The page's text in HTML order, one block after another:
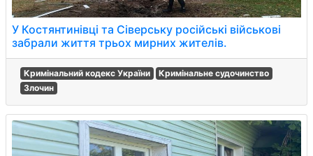
У Костянтинівці та Сіверську російські військові
забрали життя трьох мирних жителів.
Кримінальний кодекс України
Кримінальне судочинство
Злочин